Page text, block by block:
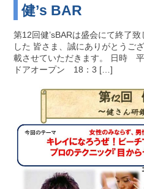
健’s BAR
第12回健’sBARは盛会にて終了
した 皆さま、誠にありがとうご
載させていただきます。 日
ドアオープン 18：3 […]